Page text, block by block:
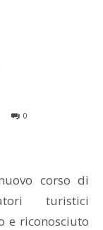
0
corso di
turistici
e riconosciuto